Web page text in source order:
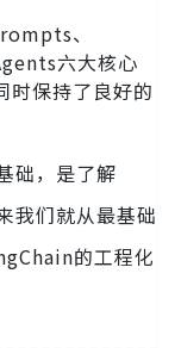
、
六大核心
时保持了良好的
础，是了解
我们就从最基础
的工程化